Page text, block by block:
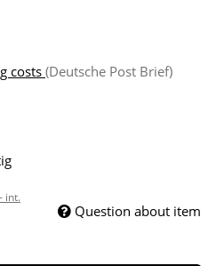
costs (Deutsche Post Brief)
int.
Question about item